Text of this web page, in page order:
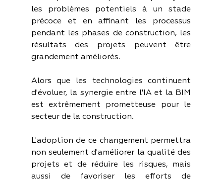
les problèmes potentiels à un stade
précoce et en affinant les processus
pendant les phases de construction, les
résultats des projets peuvent être
grandement améliorés.
Alors que les technologies continuent
d'évoluer, la synergie entre l'IA et la BIM
est extrêmement prometteuse pour le
secteur de la construction.
L'adoption de ce changement permettra
non seulement d'améliorer la qualité des
projets et de réduire les risques, mais
aussi de favoriser les efforts de